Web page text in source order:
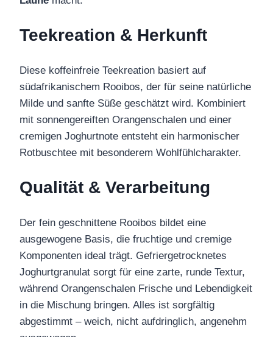
Teekreation & Herkunft
Diese koffeinfreie Teekreation basiert auf
südafrikanischem Rooibos, der für seine natürliche
Milde und sanfte Süße geschätzt wird. Kombiniert
mit sonnengereiften Orangenschalen und einer
cremigen Joghurtnote entsteht ein harmonischer
Rotbuschtee mit besonderem Wohlfühlcharakter.
Qualität & Verarbeitung
Der fein geschnittene Rooibos bildet eine
ausgewogene Basis, die fruchtige und cremige
Komponenten ideal trägt. Gefriergetrocknetes
Joghurtgranulat sorgt für eine zarte, runde Textur,
während Orangenschalen Frische und Lebendigkeit
in die Mischung bringen. Alles ist sorgfältig
abgestimmt – weich, nicht aufdringlich, angenehm